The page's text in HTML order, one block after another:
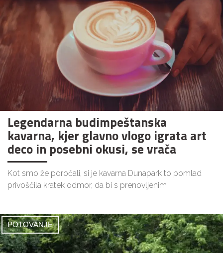
Legendarna budimpeštanska
kavarna, kjer glavno vlogo igrata art
deco in posebni okusi, se vrača
Kot smo že poročali, si je kavarna Dunapark to pomlad
privoščila kratek odmor, da bi s prenovljenim
POTOVANJE